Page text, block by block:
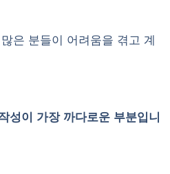
은 분들이 어려움을 겪고 계
성이 가장 까다로운 부분입니